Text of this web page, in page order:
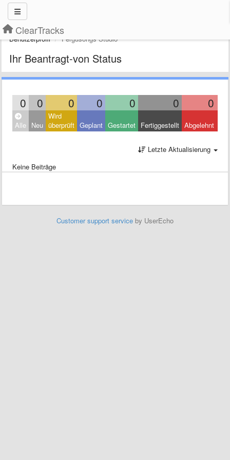
ClearTracks
Benutzerprofil Fergusongs Studio
Ihr Beantragt-von Status
0 0 0 0 0 0 0
Alle Neu
Wird
überprüft Geplant Gestartet Fertiggestellt Abgelehnt
Letzte Aktualisierung
Keine Beiträge
Customer support service by UserEcho